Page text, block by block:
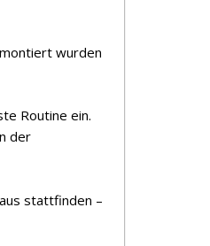
wurden
Routine ein.
der
stattfinden –